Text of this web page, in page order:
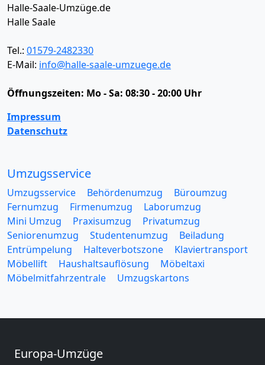
Halle-Saale-Umzüge.de
Halle Saale
Tel.: 01579-2482330
E-Mail: info@halle-saale-umzuege.de
Öffnungszeiten: Mo - Sa: 08:30 - 20:00 Uhr
Impressum
Datenschutz
Umzugsservice
Umzugsservice Behördenumzug
Büroumzug
Fernumzug
Firmenumzug
Laborumzug
Mini Umzug
Praxisumzug
Privatumzug
Seniorenumzug
Studentenumzug
Beiladung
Entrümpelung
Halteverbotszone
Klaviertransport
Möbellift
Haushaltsauflösung
Möbeltaxi
Möbelmitfahrzentrale
Umzugskartons
Europa-Umzüge